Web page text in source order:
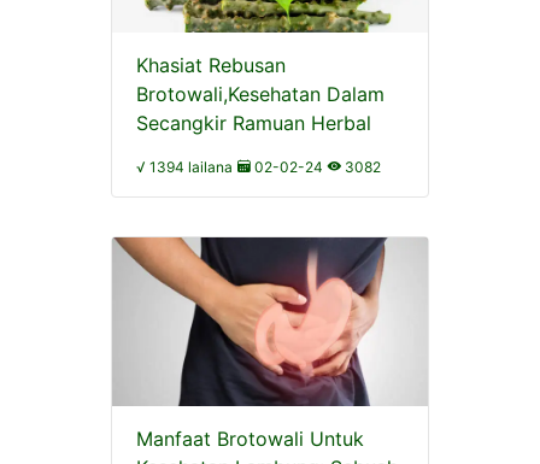
Khasiat Rebusan
Brotowali,Kesehatan Dalam
Secangkir Ramuan Herbal
√ 1394 lailana 02-02-24 3082
Manfaat Brotowali Untuk